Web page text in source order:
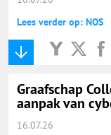
Lees verder op: NOS
Graafschap
aanpak van
16.07.26